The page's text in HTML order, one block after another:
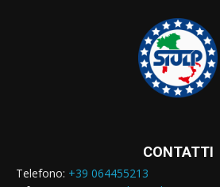
CONTATTI
Telefono: +39 064455213